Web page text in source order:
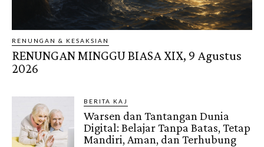
RENUNGAN & KESAKSIAN
RENUNGAN MINGGU BIASA XIX, 9 Agustus
2026
BERITA KAJ
Warsen dan Tantangan Dunia
Digital: Belajar Tanpa Batas, Tetap
Mandiri, Aman, dan Terhubung